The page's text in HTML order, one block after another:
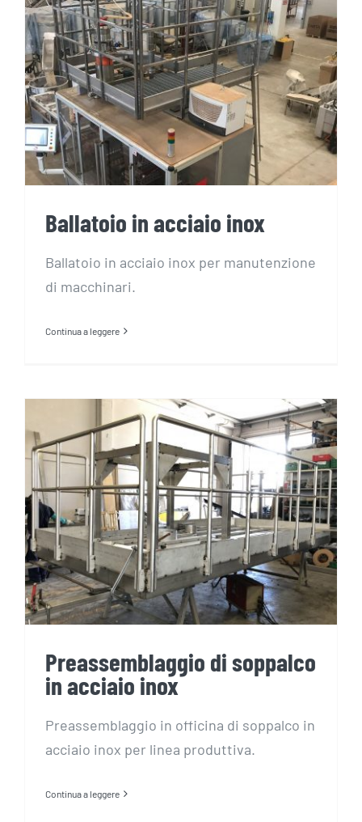
Ballatoio in acciaio inox
Ballatoio in acciaio inox
Ballatoio in acciaio inox per manutenzione
di macchinari.
Continua a leggere
Preassemblaggio di soppalco
in acciaio inox
Preassemblaggio di soppalco
in acciaio inox
Preassemblaggio in officina di soppalco in
acciaio inox per linea produttiva.
Continua a leggere